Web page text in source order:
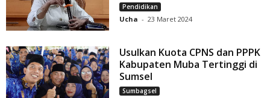
Pendidikan
Ucha - 23 Maret 2024
Usulkan Kuota CPNS dan PPPK
Kabupaten Muba Tertinggi di
Sumsel
Sumbagsel